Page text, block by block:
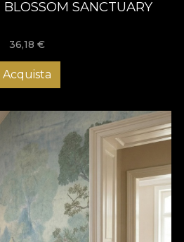
SANCTUARY
36,18 €
Acquista